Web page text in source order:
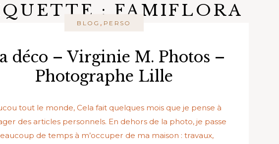
: FAMIFLORA
BLOG , PERSO
déco – Virginie M. Photos –
Photographe Lille
tout le monde, Cela fait quelques mois que je pense à
des articles personnels. En dehors de la photo, je passe
de temps à m’occuper de ma maison : travaux,